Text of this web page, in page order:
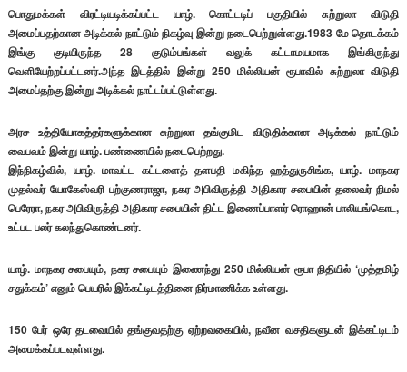
பொதுமக்கள் விரட்டியடிக்கப்பட்ட யாழ். கொட்டடிப் பகுதியில் சுற்றுலா விடுதி
அமைப்பதற்கான அடிக்கல் நாட்டும் நிகழ்வு இன்று நடைபெற்றுள்ளது.1983 மே தொடக்கம்
இங்கு குடியிருந்த 28 குடும்பங்கள் வலுக் கட்டாமயமாக இங்கிருந்து
வெளியேற்றப்பட்டனர்.அந்த இடத்தில் இன்று 250 மில்லியன் ரூபாவில் சுற்றுலா விடுதி
அமைப்தற்கு இன்று அடிக்கல் நாட்டப்பட்டுள்ளது.
அரச உத்தியோகத்தர்களுக்கான சுற்றுலா தங்குமிட விடுதிக்கான அடிக்கல் நாட்டும்
வைபவம் இன்று யாழ். பண்ணையில் நடைபெற்றது.
இந்நிகழ்வில், யாழ். மாவட்ட கட்டளைத் தளபதி மகிந்த ஹத்துருசிங்க, யாழ். மாநகர
முதல்வர் யோகேஸ்வரி பற்குணராஜா, நகர அபிவிருத்தி அதிகார சபையின் தலைவர் நிமல்
பெரேரா, நகர அபிவிருத்தி அதிகார சபையின் திட்ட இணைப்பாளர் ரொஹான் பாலியங்கொட,
உட்பட பலர் கலந்துகொண்டனர்.
யாழ். மாநகர சபையும், நகர சபையும் இணைந்து 250 மில்லியன் ரூபா நிதியில் ‘முத்தமிழ்
சதுக்கம்’ எனும் பெயரில் இக்கட்டிடத்தினை நிர்மாணிக்க உள்ளது.
150 பேர் ஒரே தடவையில் தங்குவதற்கு ஏற்றவகையில், நவீன வசதிகளுடன் இக்கட்டிடம்
அமைக்கப்படவுள்ளது.